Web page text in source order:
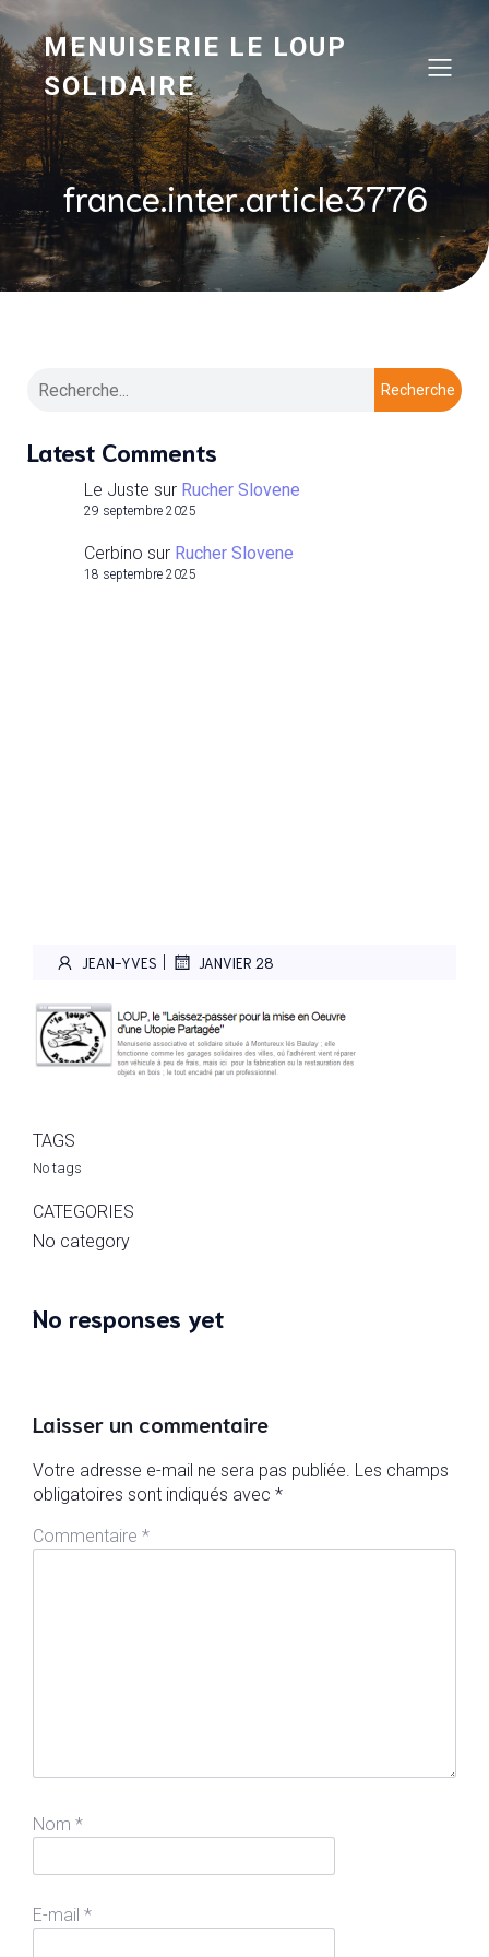
MENUISERIE LE LOUP
SOLIDAIRE
france.inter.article3776
Recherche
Latest Comments
Le Juste sur Rucher Slovene
29 septembre 2025
Cerbino sur Rucher Slovene
18 septembre 2025
JEAN-YVES | JANVIER 28
TAGS
No tags
CATEGORIES
No category
No responses yet
Laisser un commentaire
Votre adresse e-mail ne sera pas publiée. Les champs
obligatoires sont indiqués avec *
Commentaire *
Nom *
E-mail *